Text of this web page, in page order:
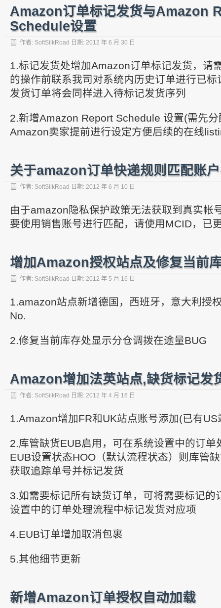
Amazon订单标记发货与Amazon
Schedule设置
作者: SoftSilkRoad 日期: 2012 年 6 月 30 日
1.标记发货处增加Amazon订单标记发货，请
的操作前联系我司对系统内历史订单进行已
发货订单将会同样进入待标记发货序列
2.新增Amazon Report Schedule 设置(需先
Amazon卖家提前进行设定方便后续的在线
关于amazon订单快递规则匹配账
作者: SoftSilkRoad 日期: 2012 年 6 月 10 日
由于amazon隐私保护政策无法获取到真实帐
要使用销售账号进行匹配，请使用MCID，已
增加Amazon授权站点及修复当前
作者: SoftSilkRoad 日期: 2012 年 5 月 16 日
1.amazon站点新增德国，西班牙，意大利授
No.
2.修复当前库存处显示分仓调拨在途量BUG
Amazon增加法英站点,缺货标记发
作者: SoftSilkRoad 日期: 2012 年 4 月 16 日
1.Amazon增加FR和UK站点账号添加(已有US
2.库管缺货EUB启用，可在系统设置中的订单
EUB设置状态HOO（默认流程状态）则库管
获取追踪单号并标记发货
3.如需要标记所有缺货订单，可将需要标记的
设置中的订单处理流程中标记发货对应项
4.EUB订单增加取消包裹
5.其他细节更新
新增Amazon订单授权自动加载